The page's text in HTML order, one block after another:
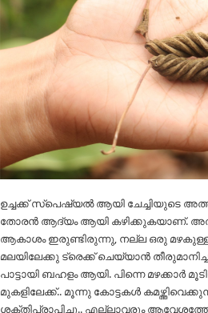
ഉച്ചക്ക് സ്പെഷ്യൽ ആയി ചേച്ചിയുടെ
തോരൻ ആദ്യം ആയി കഴിക്കുകയാണ്.
ആകാശം ഇരുണ്ടിരുന്നു, നല്ല ഒരു
മലയിലേക്കു ട്രെക്ക് ചെയ്യാൻ
പാട്ടായി ബഹളം ആയി. പിന്നെ മഴക്കാർ
മുകളിലേക്ക്.. മൂന്നു കോട്ടകൾ
ശക്തിപ്രാപിച്ചു.. എല്ലാവരും